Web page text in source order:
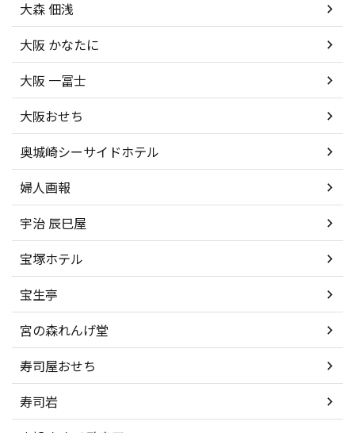
大森 佃浅
大阪 かなたに
大阪 一冨士
大阪おせち
奥城崎シーサイドホテル
婦人画報
宇治 辰巳屋
宝塚ホテル
宝生亭
宮の森れんげ堂
寿司屋おせち
寿司岩